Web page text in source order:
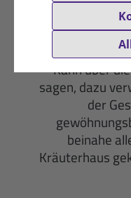
Zufriedene Sanct
Kann über
sagen, dazu
der
beinahe
Kräuterhaus